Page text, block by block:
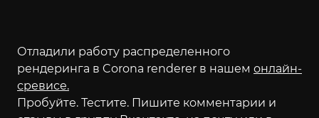
Отладили работу распределенного
рендеринга в Corona renderer в нашем онлайн-
сревисе.
Пробуйте. Тестите. Пишите комментарии и